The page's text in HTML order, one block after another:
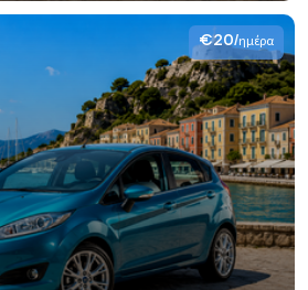
€20/ημέρα